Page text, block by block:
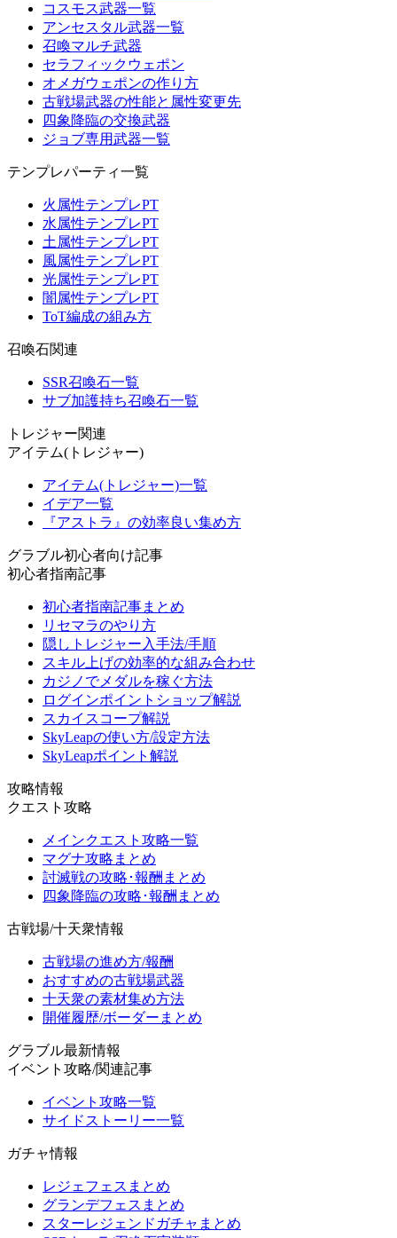
コスモス武器一覧
アンセスタル武器一覧
召喚マルチ武器
セラフィックウェポン
オメガウェポンの作り方
古戦場武器の性能と属性変更先
四象降臨の交換武器
ジョブ専用武器一覧
テンプレパーティ一覧
火属性テンプレPT
水属性テンプレPT
土属性テンプレPT
風属性テンプレPT
光属性テンプレPT
闇属性テンプレPT
ToT編成の組み方
召喚石関連
SSR召喚石一覧
サブ加護持ち召喚石一覧
トレジャー関連
アイテム(トレジャー)
アイテム(トレジャー)一覧
イデア一覧
『アストラ』の効率良い集め方
グラブル初心者向け記事
初心者指南記事
初心者指南記事まとめ
リセマラのやり方
隠しトレジャー入手法/手順
スキル上げの効率的な組み合わせ
カジノでメダルを稼ぐ方法
ログインポイントショップ解説
スカイスコープ解説
SkyLeapの使い方/設定方法
SkyLeapポイント解説
攻略情報
クエスト攻略
メインクエスト攻略一覧
マグナ攻略まとめ
討滅戦の攻略･報酬まとめ
四象降臨の攻略･報酬まとめ
古戦場/十天衆情報
古戦場の進め方/報酬
おすすめの古戦場武器
十天衆の素材集め方法
開催履歴/ボーダーまとめ
グラブル最新情報
イベント攻略/関連記事
イベント攻略一覧
サイドストーリー一覧
ガチャ情報
レジェフェスまとめ
グランデフェスまとめ
スターレジェンドガチャまとめ